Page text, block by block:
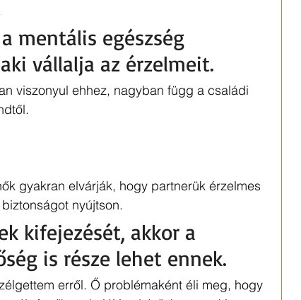
mentális egészség
vállalja az érzelmeit.
viszonyul ehhez, nagyban függ a családi
gyakran elvárják, hogy partnerük érzelmes
nyújtson.
kifejezését, akkor a
is része lehet ennek.
erről. Ő problémaként éli meg, hogy